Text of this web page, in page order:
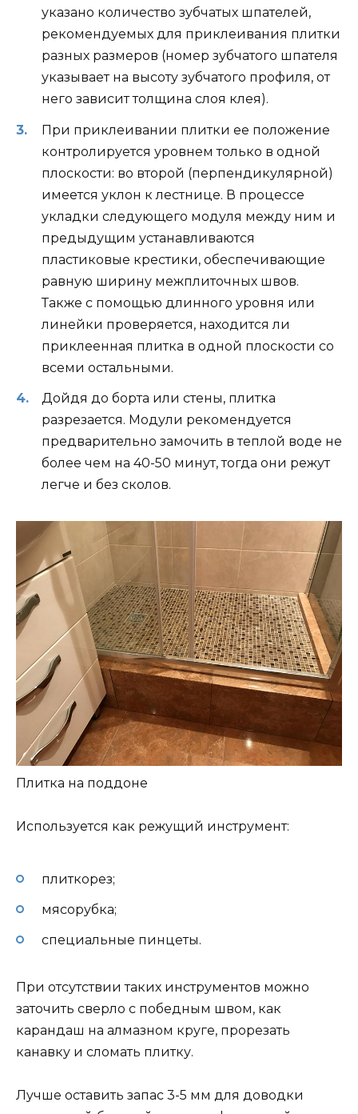
указано количество зубчатых шпателей,
рекомендуемых для приклеивания плитки
разных размеров (номер зубчатого шпателя
указывает на высоту зубчатого профиля, от
него зависит толщина слоя клея).
При приклеивании плитки ее положение
контролируется уровнем только в одной
плоскости: во второй (перпендикулярной)
имеется уклон к лестнице. В процессе
укладки следующего модуля между ним и
предыдущим устанавливаются
пластиковые крестики, обеспечивающие
равную ширину межплиточных швов.
Также с помощью длинного уровня или
линейки проверяется, находится ли
приклеенная плитка в одной плоскости со
всеми остальными.
Дойдя до борта или стены, плитка
разрезается. Модули рекомендуется
предварительно замочить в теплой воде не
более чем на 40-50 минут, тогда они режут
легче и без сколов.
Плитка на поддоне
Используется как режущий инструмент:
плиткорез;
мясорубка;
специальные пинцеты.
При отсутствии таких инструментов можно
заточить сверло с победным швом, как
карандаш на алмазном круге, прорезать
канавку и сломать плитку.
Лучше оставить запас 3-5 мм для доводки